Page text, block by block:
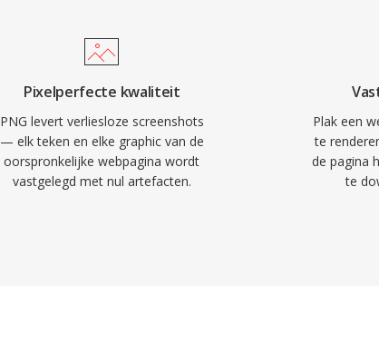
Pixelperfecte kwaliteit
PNG levert verliesloze screenshots
— elk teken en elke graphic van de
oorspronkelijke webpagina wordt
vastgelegd met nul artefacten.
Plak een
te
de pagina
te